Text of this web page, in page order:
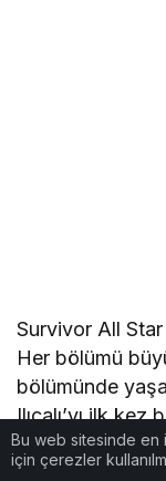
Survivor All
Her bölümü
bölümünde
Ilıcalı’yı ilk
Yarışmacılara
Bu web sitesinde en
için çerezler